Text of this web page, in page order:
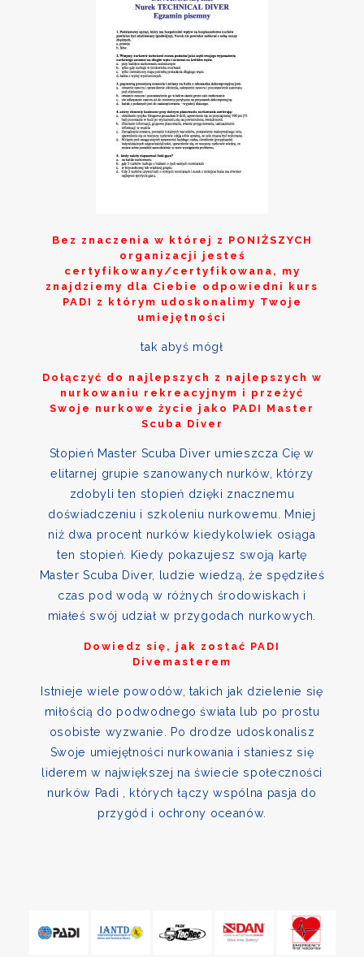
Bez znaczenia w której z PONIŻSZYCH
organizacji jesteś
certyfikowany/certyfikowana, my
znajdziemy dla Ciebie odpowiedni kurs
PADI z którym udoskonalimy Twoje
umiejętności
tak abyś mógł
Dołączyć do najlepszych z najlepszych w
nurkowaniu rekreacyjnym i przeżyć
Swoje nurkowe życie jako PADI Master
Scuba Diver
Stopień Master Scuba Diver umieszcza Cię w
elitarnej grupie szanowanych nurków, którzy
zdobyli ten stopień dzięki znacznemu
doświadczeniu i szkoleniu nurkowemu. Mniej
niż dwa procent nurków kiedykolwiek osiąga
ten stopień. Kiedy pokazujesz swoją kartę
Master Scuba Diver, ludzie wiedzą, że spędziłeś
czas pod wodą w różnych środowiskach i
miałeś swój udział w przygodach nurkowych.
Dowiedz się, jak zostać PADI
Divemasterem
Istnieje wiele powodów, takich jak dzielenie się
miłością do podwodnego świata lub po prostu
osobiste wyzwanie. Po drodze udoskonalisz
Swoje umiejętności nurkowania i staniesz się
liderem w największej na świecie społeczności
nurków Padi , których łączy wspólna pasja do
przygód i ochrony oceanów.